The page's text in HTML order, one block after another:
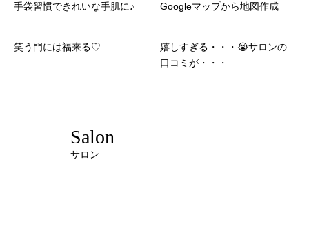
手袋習慣できれいな手肌に♪ Googleマップから地図作成
笑う門には福来る♡
嬉しすぎる・・・😭サロンの
口コミが・・・
Salon
サロン